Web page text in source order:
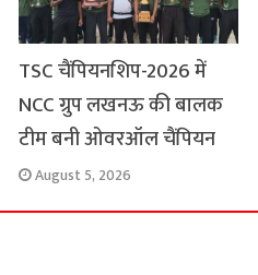
TSC चैंपियनशिप-2026 में
NCC ग्रुप लखनऊ की बालक
टीम बनी ओवरऑल चैंपियन
August 5, 2026